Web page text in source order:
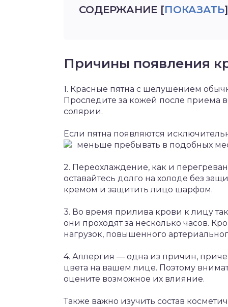
СОДЕРЖАНИЕ [ПОКАЗАТЬ]
Причины появления
1. Красные пятна с шелушением
Проследите за кожей после приема
солярии.
Если пятна появляются
меньше пребывать в подобных
2. Переохлаждение, как и
оставайтесь долго на холоде без
кремом и защитить лицо шарфом.
3. Во время прилива крови к лицу
они проходят за несколько часов.
нагрузок, повышенного
4. Аллергия — одна из причин,
цвета на вашем лице. Поэтому
оцените возможное их влияние.
Также важно изучить состав